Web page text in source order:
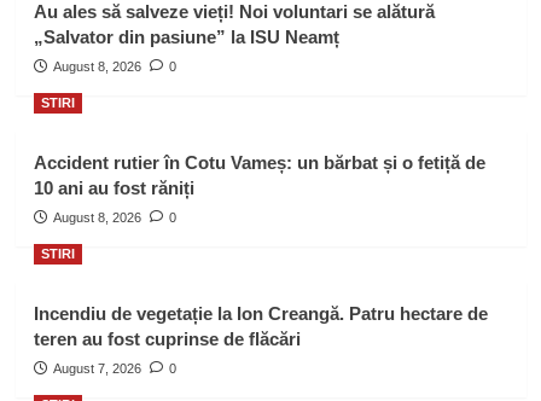
Au ales să salveze vieți! Noi voluntari se alătură
„Salvator din pasiune” la ISU Neamț
August 8, 2026 0
STIRI
Accident rutier în Cotu Vameș: un bărbat și o fetiță de
10 ani au fost răniți
August 8, 2026 0
STIRI
Incendiu de vegetație la Ion Creangă. Patru hectare de
teren au fost cuprinse de flăcări
August 7, 2026 0